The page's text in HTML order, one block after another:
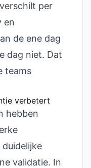
per
en
de ene dag
dag niet. Dat
teams
verbetert
hebben
validatie. In